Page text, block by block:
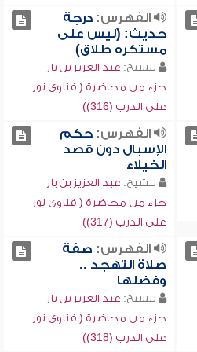
الفهرس:درجة
حديث: (ليس على
مستكره طلاق)
للشيخ: عبد العزيز بن باز
جزء من محاضرة ( فتاوى نور
على الدرب (316))
الفهرس:حكم
الإسبال دون قصد
الخيلاء
للشيخ: عبد العزيز بن باز
جزء من محاضرة ( فتاوى نور
على الدرب (317))
الفهرس: صفة
صلاة التهجد ..
وفضلها
للشيخ: عبد العزيز بن باز
جزء من محاضرة ( فتاوى نور
على الدرب (318))